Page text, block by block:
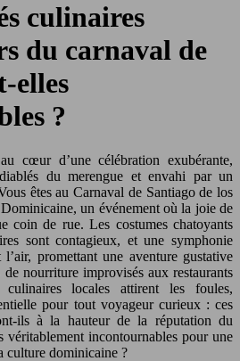
culinaires
du carnaval de
elles
?
cœur d’une célébration exubérante,
du merengue et envahi par un
êtes au Carnaval de Santiago de los
un événement où la joie de
coin de rue. Les costumes chatoyants
sont contagieux, et une symphonie
l’air, promettant une aventure gustative
de nourriture improvisés aux restaurants
locales attirent les foules,
pour tout voyageur curieux : ces
ils à la hauteur de la réputation du
véritablement incontournables pour une
culture dominicaine ?